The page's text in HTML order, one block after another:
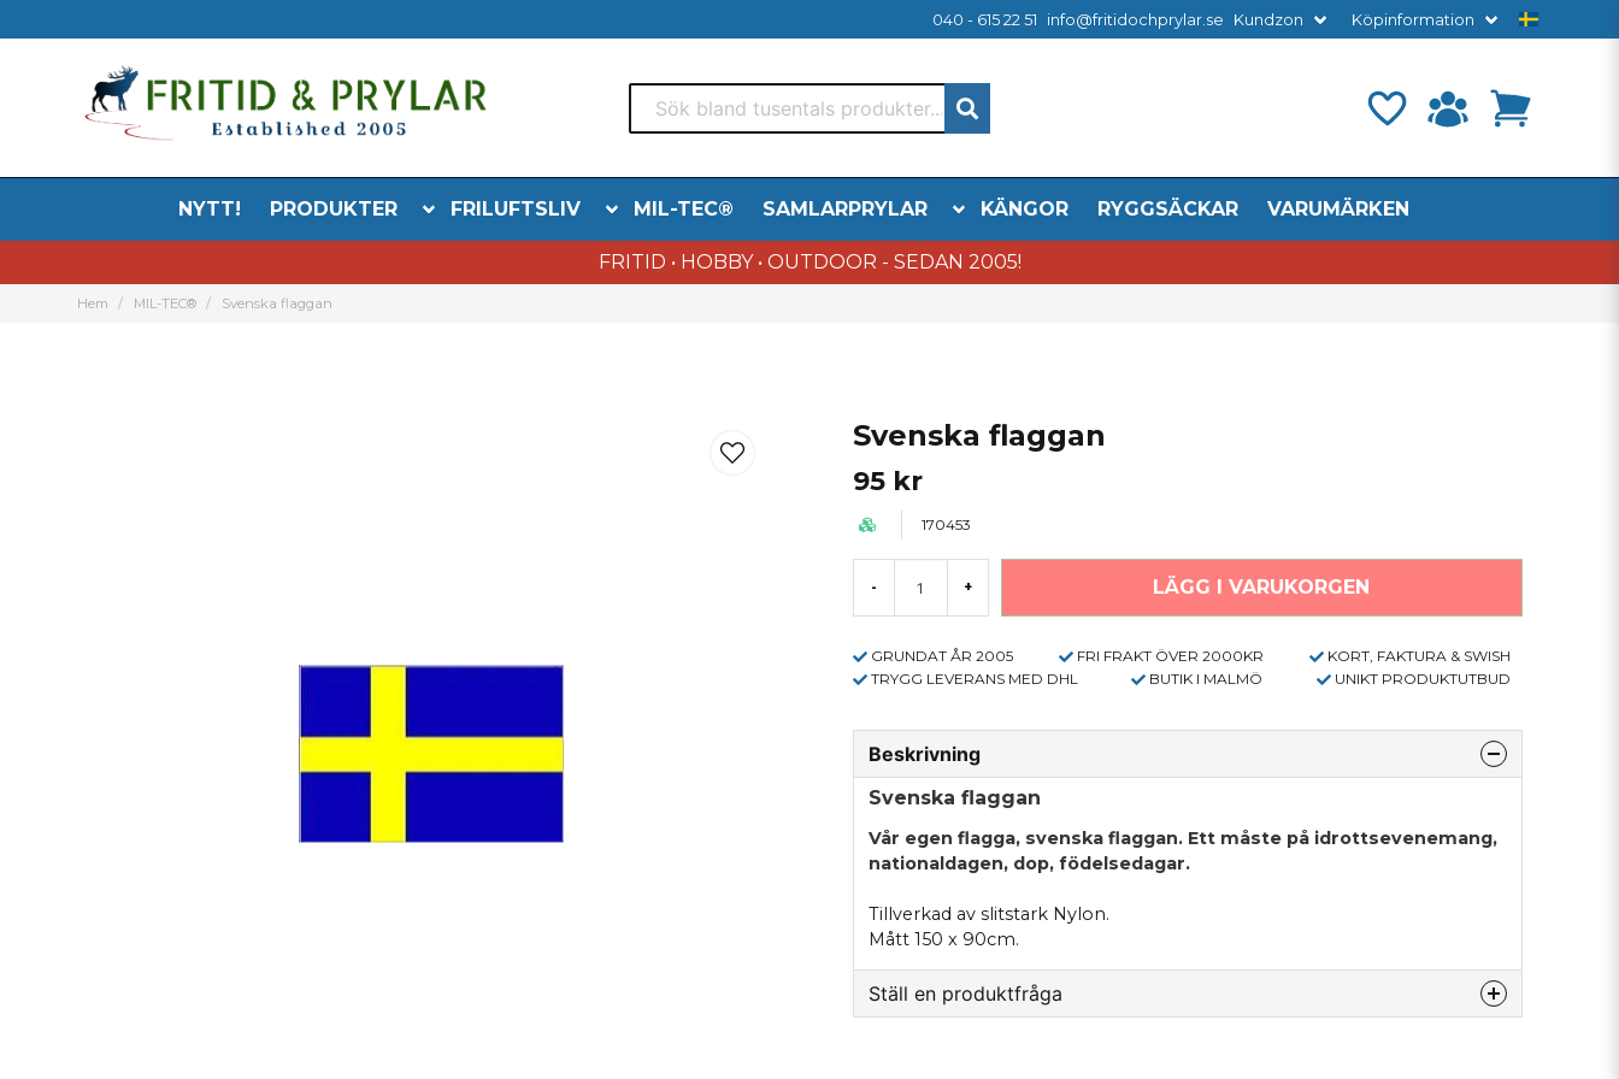
040 - 615 22 51 info@fritidochprylar.se Kundzon Köpinformation
NYTT! PRODUKTER FRILUFTSLIV MIL-TEC® SAMLARPRYLAR KÄNGOR RYGGSÄCKAR VARUMÄRKEN
FRITID • HOBBY • OUTDOOR - SEDAN 2005!
Hem MIL-TEC® Svenska flaggan
Svenska flaggan
95 kr
170453
- + LÄGG I VARUKORGEN
GRUNDAT ÅR 2005 FRI FRAKT ÖVER 2000KR
KORT, FAKTURA & SWISH
TRYGG LEVERANS MED DHL
BUTIK I MALMÖ UNIKT PRODUKTUTBUD
Beskrivning
Svenska flaggan
Vår egen flagga, svenska flaggan. Ett måste på idrottsevenemang,
nationaldagen, dop, födelsedagar.
Tillverkad av slitstark Nylon.
Mått 150 x 90cm.
Ställ en produktfråga